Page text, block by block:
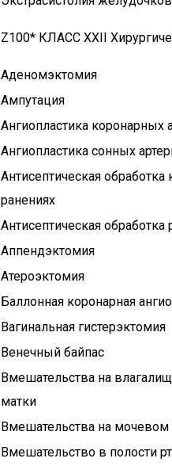
Z100* КЛАСС XXII
Аденомэктомия
Ампутация
Ангиопластика коронарных
Ангиопластика сонных
Антисептическая
ранениях
Антисептическая обработка
Аппендэктомия
Атероэктомия
Баллонная коронарная
Вагинальная гистерэктомия
Венечный байпас
Вмешательства на
матки
Вмешательства на
Вмешательство в полости